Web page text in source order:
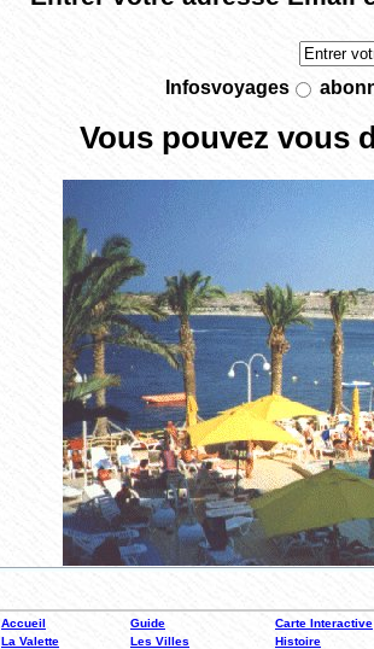
Infosvoyages
Vous pouvez vous
Accueil Guide
Carte Interactive
La Valette
Les Villes Histoire